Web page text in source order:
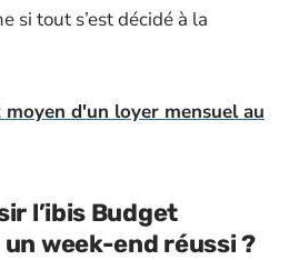
si tout s’est décidé à la
moyen d'un loyer mensuel au
l’ibis Budget
week-end réussi ?